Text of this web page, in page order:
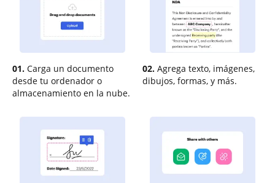
01. Carga un documento
desde tu ordenador o
almacenamiento en la nube.
02. Agrega texto, imágenes,
dibujos, formas, y más.